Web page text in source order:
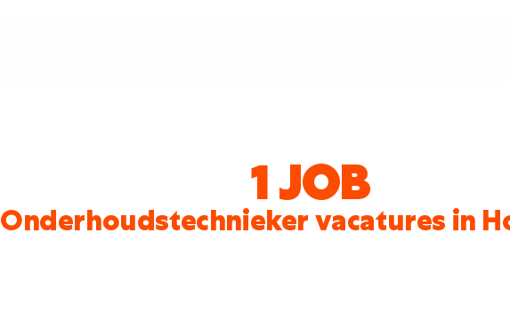
1 JOB
Onderhoudstechnieker vacatures in